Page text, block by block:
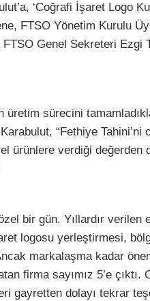
‘Coğrafi İşaret Logo
FTSO Yönetim Kurulu
Genel Sekreteri Ezgi
sürecini
“Fethiye
ürünlere verdiği değerden
bir gün. Yıllardır verilen
logosu yerleştirmesi,
markalaşma kadar
firma sayımız 5’e
gayretten dolayı tekrar